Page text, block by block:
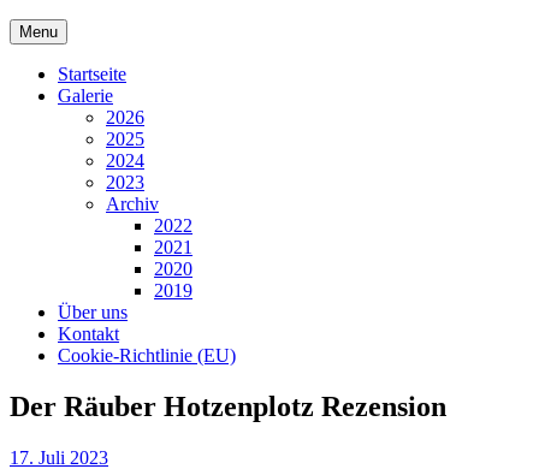
Skip
to
content
Menu
Startseite
Galerie
2026
2025
2024
2023
Archiv
2022
2021
2020
2019
Über uns
Kontakt
Cookie-Richtlinie (EU)
Der Räuber Hotzenplotz Rezension
Posted
17. Juli 2023